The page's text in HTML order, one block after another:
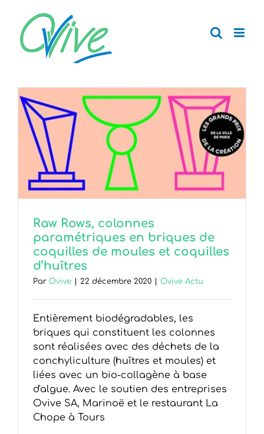
contenu
Raw Rows, colonnes
paramétriques en briques de
coquilles de moules et coquilles
d’huîtres
Par Ovive 22 décembre 2020 Ovive Actu
Entièrement biodégradables, les
briques qui constituent les colonnes
sont réalisées avec des déchets de la
conchyliculture (huîtres et moules) et
liées avec un bio-collagène à base
d'algue. Avec le soutien des entreprises
Ovive SA, Marinoë et le restaurant La
Chope à Tours